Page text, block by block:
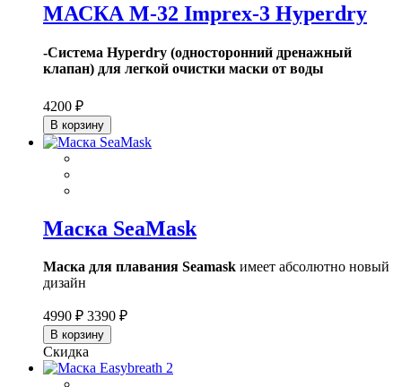
МАСКА M-32 Imprex-3 Hyperdry
-Система Hyperdry (односторонний дренажный
клапан) для легкой очистки маски от воды
4200 ₽
В корзину
Маска SeaMask
Маска для плавания Seamask имеет абсолютно новый
дизайн
4990 ₽ 3390 ₽
В корзину
Скидка